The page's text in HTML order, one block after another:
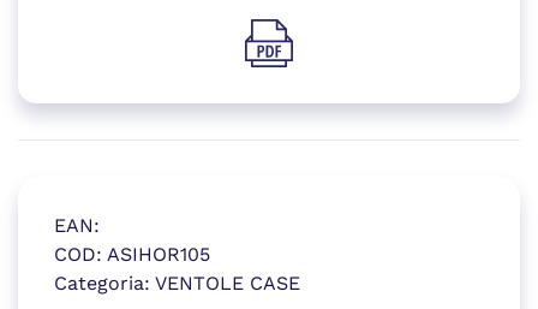
EAN:
COD: ASIHOR105
Categoria: VENTOLE CASE
(si apre in una nuova
(si apre in una nuova